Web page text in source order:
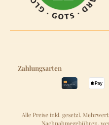
Zahlungsarten
Alle Preise inkl. gesetzl.
Nachnahmegebühren,